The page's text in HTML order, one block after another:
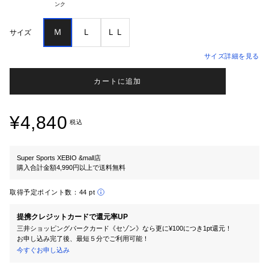
サイズ Ｍ Ｌ ＬＬ
サイズ詳細を見る
カートに追加
¥4,840 税込
Super Sports XEBIO &mall店
購入合計金額4,990円以上で送料無料
取得予定ポイント数： 44 pt
提携クレジットカードで還元率UP
三井ショッピングパークカード《セゾン》なら更に¥100につき1pt還元！
お申し込み完了後、最短５分でご利用可能！
今すぐお申し込み